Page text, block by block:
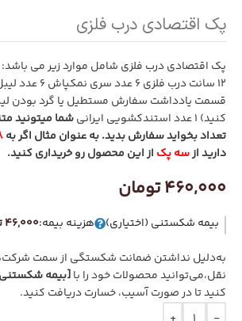
پک اقتصادی درب فلزی
12 سانت درب فلزی
قسمت یادداشت سفارش مستطیل یا گرد بودن
کنید) 1 عدد استندکشویی ایرانی
شما میتونید
تعداد بخواید سفارش بدید.به عنوان مثال اگر به
دارید ازسه پک از این محصول رو خریداری کنید.
460,000تومان
به‌دلیل نداشتن ضمانت شکستگی از سمت
نقل،می‌توانید محصولات خود را با[بیمه
کنید تا در صورت آسیب، خسارت دریافت کنید.
بیمه شکستنی (اختیاری) هزینه بیمه:46,000 تومان